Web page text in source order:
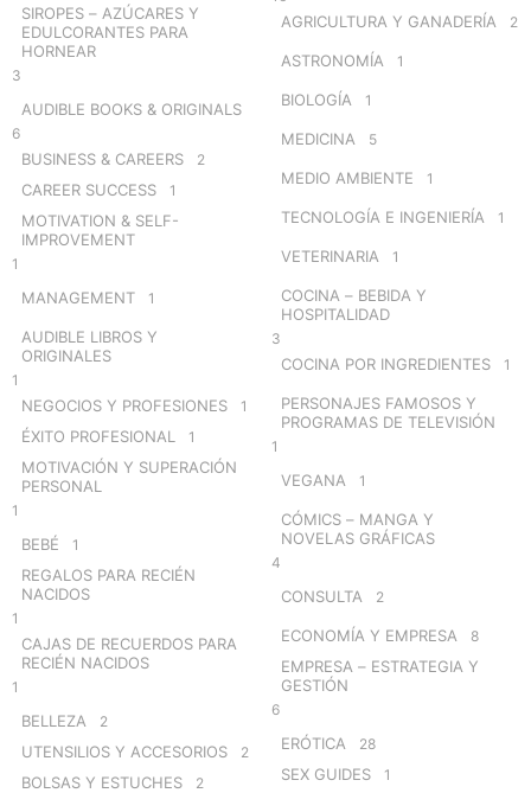
SIROPES – AZÚCARES Y
EDULCORANTES PARA
HORNEAR
3
AUDIBLE BOOKS & ORIGINALS
6
BUSINESS & CAREERS 2
CAREER SUCCESS 1
MOTIVATION & SELF-
IMPROVEMENT
1
MANAGEMENT 1
AUDIBLE LIBROS Y
ORIGINALES
1
NEGOCIOS Y PROFESIONES 1
ÉXITO PROFESIONAL 1
MOTIVACIÓN Y SUPERACIÓN
PERSONAL
1
BEBÉ 1
REGALOS PARA RECIÉN
NACIDOS
1
CAJAS DE RECUERDOS PARA
RECIÉN NACIDOS
1
BELLEZA 2
UTENSILIOS Y ACCESORIOS 2
BOLSAS Y ESTUCHES 2
AGRICULTURA Y GANADERÍA 2
ASTRONOMÍA 1
BIOLOGÍA 1
MEDICINA 5
MEDIO AMBIENTE 1
TECNOLOGÍA E INGENIERÍA 1
VETERINARIA 1
COCINA – BEBIDA Y
HOSPITALIDAD
3
COCINA POR INGREDIENTES 1
PERSONAJES FAMOSOS Y
PROGRAMAS DE TELEVISIÓN
1
VEGANA 1
CÓMICS – MANGA Y
NOVELAS GRÁFICAS
4
CONSULTA 2
ECONOMÍA Y EMPRESA 8
EMPRESA – ESTRATEGIA Y
GESTIÓN
6
ERÓTICA 28
SEX GUIDES 1